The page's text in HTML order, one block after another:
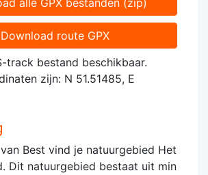
alle GPX bestanden (zip)
Download route GPX
track bestand beschikbaar.
zijn: N 51.51485, E
Best vind je natuurgebied Het
Dit natuurgebied bestaat uit min